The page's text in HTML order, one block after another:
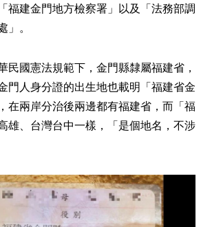
福建金門地方檢察署」以及「法務部調
。
民國憲法規範下，金門縣隸屬福建省，
門人身分證的出生地也載明「福建省金
在兩岸分治後兩邊都有福建省，而「福
雄、台灣台中一樣，「是個地名，不涉